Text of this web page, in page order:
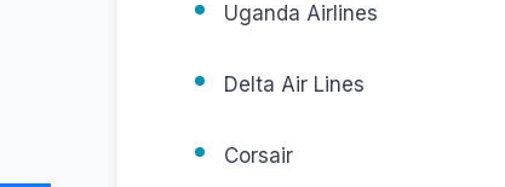
Uganda Airlines
Delta Air Lines
Corsair